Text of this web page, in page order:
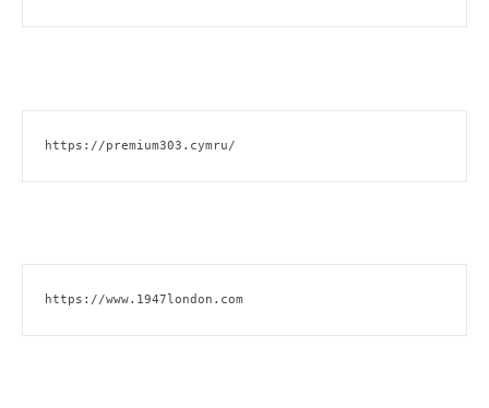
https://premium303.cymru/
https://www.1947london.com